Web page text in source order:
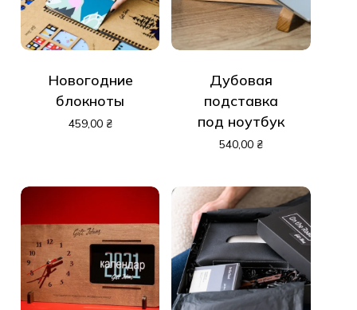
Новогодние
блокноты
459,00 ₴
Дубовая
подставка
под ноутбук
540,00 ₴